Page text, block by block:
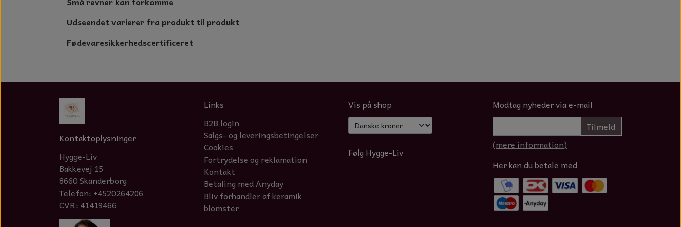
Udseendet varierer fra produkt til produkt
Fødevaresikkerhedscertificeret
Kontaktoplysninger
Hygge-Liv
Bakkevej 15
8660 Skanderborg
Telefon: +4520264206
CVR: 41419466
Links
B2B login
Salgs- og leveringsbetingelser
Cookies
Fortrydelse og reklamation
Kontakt
Betaling med Anyday
Bliv forhandler af keramik
blomster
Vis på shop
Følg Hygge-Liv
Modtag nyheder via e-mail
Tilmeld
(mere information)
Her kan du betale med